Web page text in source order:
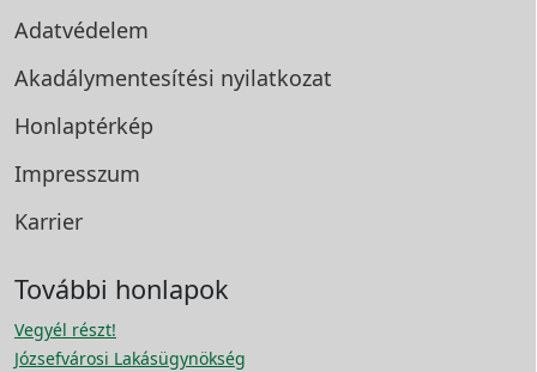
Adatvédelem
Akadálymentesítési nyilatkozat
Honlaptérkép
Impresszum
Karrier
További honlapok
Vegyél részt!
Józsefvárosi Lakásügynökség